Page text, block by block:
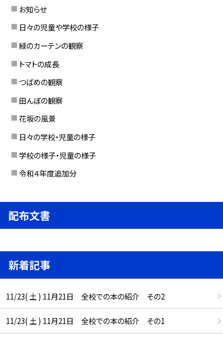
お知らせ
日々の児童や学校の様子
緑のカーテンの観察
トマトの成長
つばめの観察
田んぼの観察
花坂の風景
日々の学校・児童の様子
学校の様子・児童の様子
令和４年度追加分
配布文書
新着記事
11/23( 土 ) 11月21日 全校での本の紹介 その2
11/23( 土 ) 11月21日 全校での本の紹介 その1